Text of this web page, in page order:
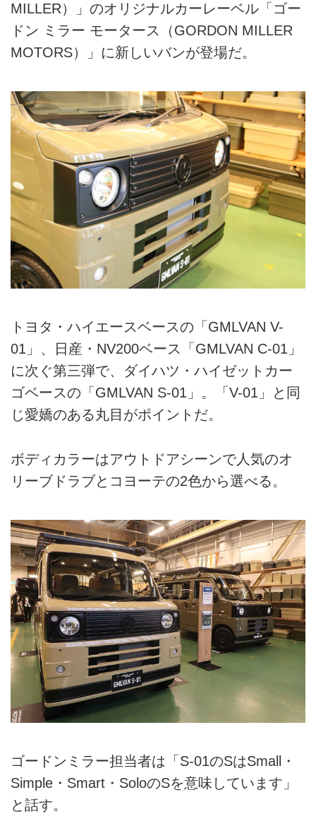
MILLER）」のオリジナルカーレーベル「ゴー
ドン ミラー モータース（GORDON MILLER
MOTORS）」に新しいバンが登場だ。
トヨタ・ハイエースベースの「GMLVAN V-
01」、日産・NV200ベース「GMLVAN C-01」
に次ぐ第三弾で、ダイハツ・ハイゼットカー
ゴベースの「GMLVAN S-01」。「V-01」と同
じ愛嬌のある丸目がポイントだ。
ボディカラーはアウトドアシーンで人気のオ
リーブドラブとコヨーテの2色から選べる。
ゴードンミラー担当者は「S-01のSはSmall・
Simple・Smart・SoloのSを意味しています」
と話す。